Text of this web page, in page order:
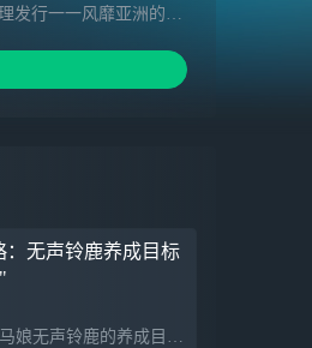
发行一一风靡亚洲的超
：无声铃鹿养成目标
这篇文章列举了赛马娘无声铃鹿的养成目标。包括参赛新手级闪耀出道战,累积5000名粉丝,于神户新闻杯跑入前3名，于金鯱赏获得第1名，于每日王冠获得第1名，于宝冢纪念跑入前3名，等具体目标，同时还详细给出了完成这些目标需要的时间,粉丝数和比赛描述等条件。